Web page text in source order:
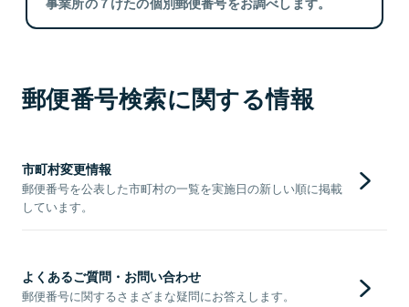
郵便番号検索に関する情報
市町村変更情報
郵便番号を公表した市町村の一覧を実施日の新しい順に掲載
しています。
よくあるご質問・お問い合わせ
郵便番号に関するさまざまな疑問にお答えします。